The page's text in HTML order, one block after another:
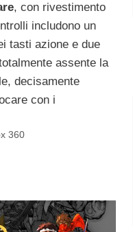
, con rivestimento
includono un
tasti azione e due
assente la
decisamente
con i
360